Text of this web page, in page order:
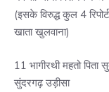
(इसके विरुद्ध कुल 4
खाता खुलवाना)
11 भागीरथी महतो
सुंदरगढ़ उड़ीसा